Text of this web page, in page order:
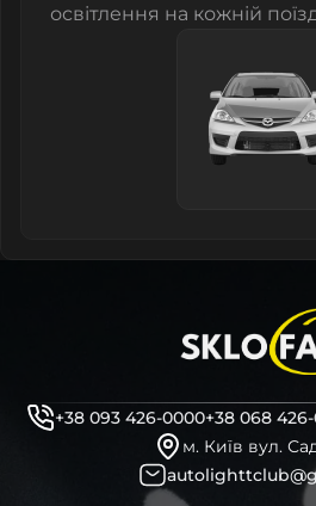
освітлення на кожній
+38 093 426-0000+38 068
м. Київ вул.